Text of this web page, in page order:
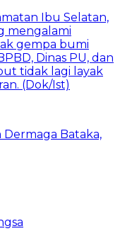
Dermaga Bataka,